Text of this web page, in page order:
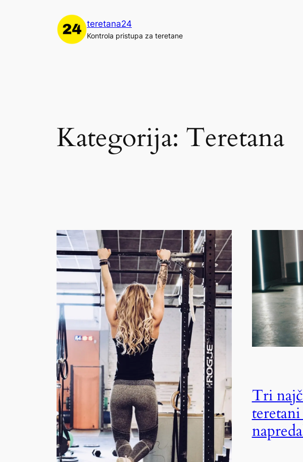
teretana24
Kontrola pristupa za teretane
Kategorija: Teretana
Tri